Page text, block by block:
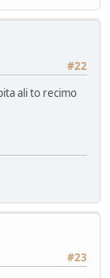
#22
ali to recimo
#23